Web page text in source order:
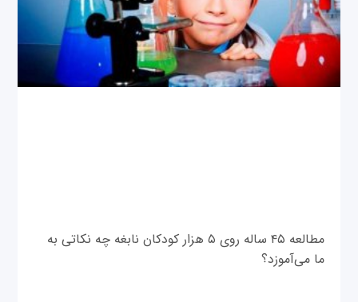
مطالعه ۴۵ ساله روی ۵ هزار کودکان نابغه چه نکاتی به
ما می‌آموزد؟